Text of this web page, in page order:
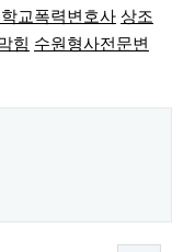
교폭력변호사 상조
힘 수원형사전문변